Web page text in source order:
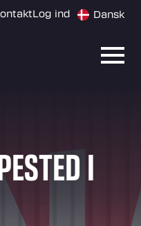
Log ind Dansk
I